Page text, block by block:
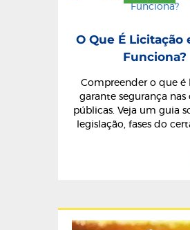
O Que É Licitação
Funciona?
Compreender o que é
garante segurança nas
públicas. Veja um guia
legislação, fases do